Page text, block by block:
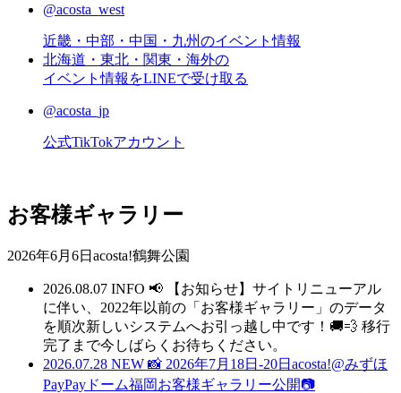
@acosta_west
近畿・中部・中国・九州のイベント情報
北海道・東北・関東・海外の
イベント情報をLINEで受け取る
@acosta_jp
公式TikTokアカウント
お客様ギャラリー
2026年6月6日acosta!鶴舞公園
2026.08.07 INFO 📢 【お知らせ】サイトリニューアル
に伴い、2022年以前の「お客様ギャラリー」のデータ
を順次新しいシステムへお引っ越し中です！🚚💨 移行
完了まで今しばらくお待ちください。
2026.07.28 NEW 📸 2026年7月18日-20日acosta!@みずほ
PayPayドーム福岡お客様ギャラリー公開📷